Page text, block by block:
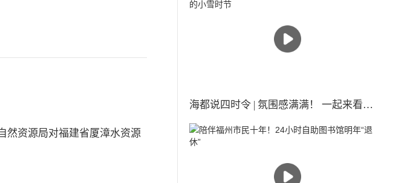
然资源局对福建省厦漳水资源
海都说四时令 | 氛围感满满！ 一起来看古人眼中的小雪时节